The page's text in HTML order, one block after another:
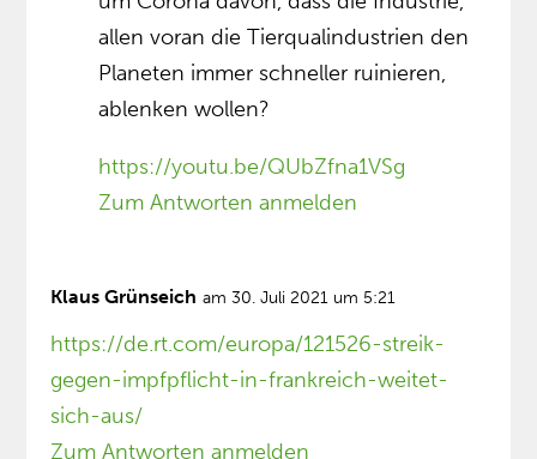
allen voran die Tierqualindustrien den
Planeten immer schneller ruinieren,
ablenken wollen?
https://youtu.be/QUbZfna1VSg
Zum Antworten anmelden
Klaus Grünseich am 30. Juli 2021 um 5:21
https://de.rt.com/europa/121526-streik-
gegen-impfpflicht-in-frankreich-weitet-
sich-aus/
Zum Antworten anmelden